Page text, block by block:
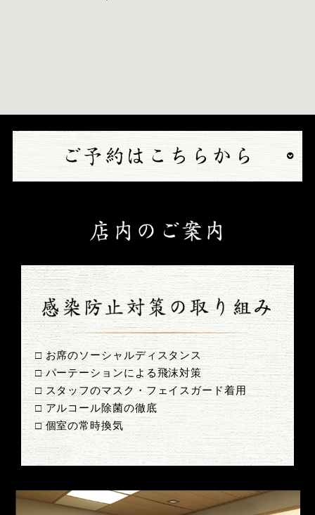
□ お席のソーシャルディスタンス
□ パーテーションによる飛沫対策
□ スタッフのマスク・フェイスガード着用
□ アルコール除菌の徹底
□ 個室の常時換気